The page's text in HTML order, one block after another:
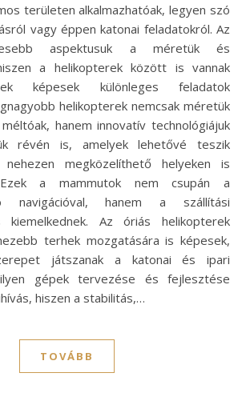
területen alkalmazhatóak, legyen szó
vagy éppen katonai feladatokról. Az
aspektusuk a méretük és
a helikopterek között is vannak
képesek különleges feladatok
helikopterek nemcsak méretük
hanem innovatív technológiájuk
révén is, amelyek lehetővé teszik
nehezen megközelíthető helyeken is
Ezek a mammutok nem csupán a
navigációval, hanem a szállítási
kiemelkednek. Az óriás helikopterek
terhek mozgatására is képesek,
játszanak a katonai és ipari
gépek tervezése és fejlesztése
hiszen a stabilitás,…
TOVÁBB